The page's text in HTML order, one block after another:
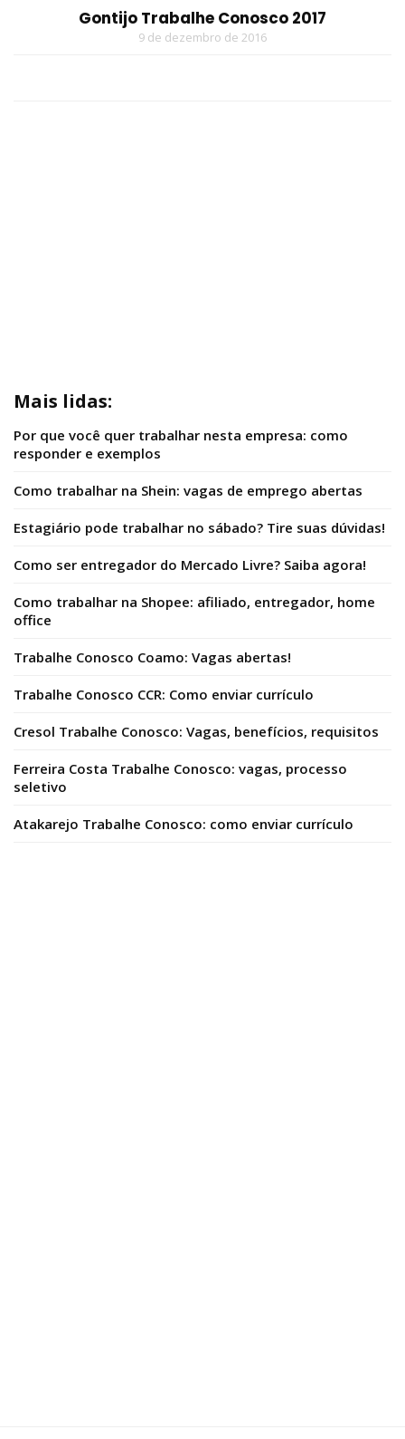
Gontijo Trabalhe Conosco 2017
9 de dezembro de 2016
Mais lidas:
Por que você quer trabalhar nesta empresa: como
responder e exemplos
Como trabalhar na Shein: vagas de emprego abertas
Estagiário pode trabalhar no sábado? Tire suas dúvidas!
Como ser entregador do Mercado Livre? Saiba agora!
Como trabalhar na Shopee: afiliado, entregador, home
office
Trabalhe Conosco Coamo: Vagas abertas!
Trabalhe Conosco CCR: Como enviar currículo
Cresol Trabalhe Conosco: Vagas, benefícios, requisitos
Ferreira Costa Trabalhe Conosco: vagas, processo
seletivo
Atakarejo Trabalhe Conosco: como enviar currículo